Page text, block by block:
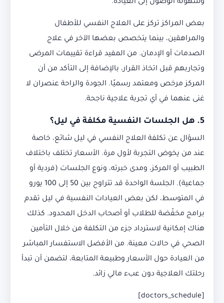
وسهولة الوصول إلى العيادة.
بعض المراكز تركز على العلاج النفسي للأطفال
والمراهقين، بينما يتخصص بعضها الآخر في علاج
الصدمات أو الإدمان. من المفيد قراءة تقييمات المرضى
وتجاربهم قبل اتخاذ القرار، بالإضافة إلى التأكد من أن
المركز مرخص ومعتمد رسميًا. الجودة والراحة عنصران لا
غنى عنهما في أي تجربة علاجية ناجحة.
5. هل الجلسات النفسية مكلفة في ليل؟
السؤال عن تكلفة العلاج النفسي في ليل شائع، خاصة
عند من يخوض التجربة لأول مرة. الأسعار تختلف باختلاف
الطبيب أو المركز، ومدى خبرته، ونوع الجلسات (فردية أو
جماعية). الجلسة الواحدة قد تتراوح بين 50 إلى 100 يورو
في المتوسط، لكن بعض العيادات النفسية في ليل تقدم
برامج مخفّضة للطلاب أو أصحاب الدخل المحدود. كذلك
هناك إمكانية لاسترداد جزء من التكلفة من خلال التأمين
الصحي في حالات معينة. من الأفضل الاستفسار المباشر
من العيادة حول الأسعار وطبيعة المتابعة، لتضمن أن تبدأ
رحلتك العلاجية دون عبء مالي زائد.
[doctors_schedule]